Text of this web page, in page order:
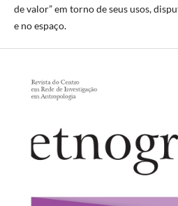
de valor” em torno de seus usos,
e no espaço.